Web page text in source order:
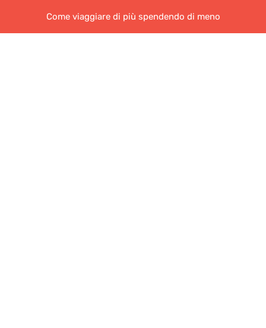
Come viaggiare di più spendendo di meno